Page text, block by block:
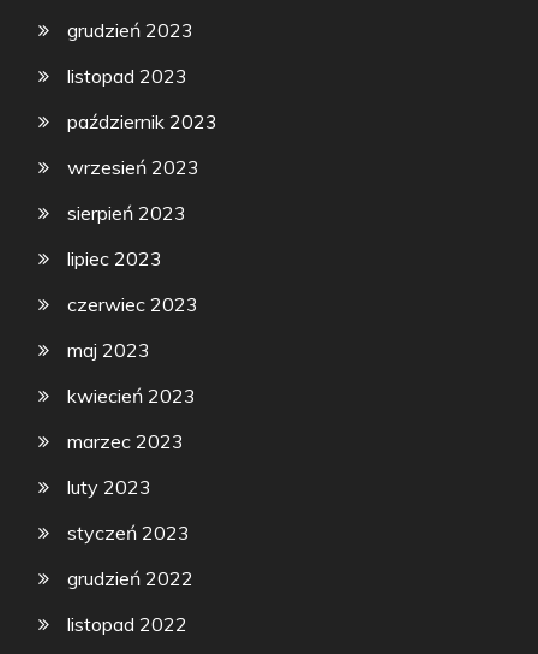
grudzień 2023
listopad 2023
październik 2023
wrzesień 2023
sierpień 2023
lipiec 2023
czerwiec 2023
maj 2023
kwiecień 2023
marzec 2023
luty 2023
styczeń 2023
grudzień 2022
listopad 2022